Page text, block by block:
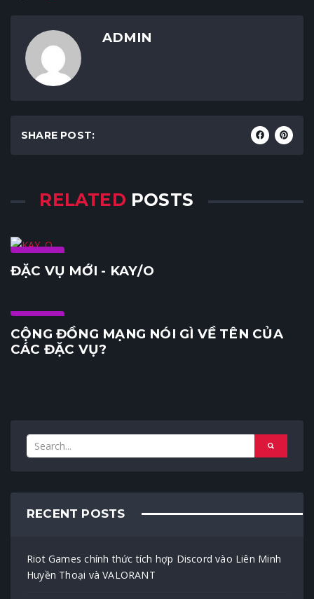
ADMIN
SHARE POST:
RELATED POSTS
Agent
ĐẶC VỤ MỚI - KAY/O
Agent
CỘNG ĐỒNG MẠNG NÓI GÌ VỀ TÊN CỦA
CÁC ĐẶC VỤ?
RECENT POSTS
Riot Games chính thức tích hợp Discord vào Liên Minh
Huyền Thoại và VALORANT